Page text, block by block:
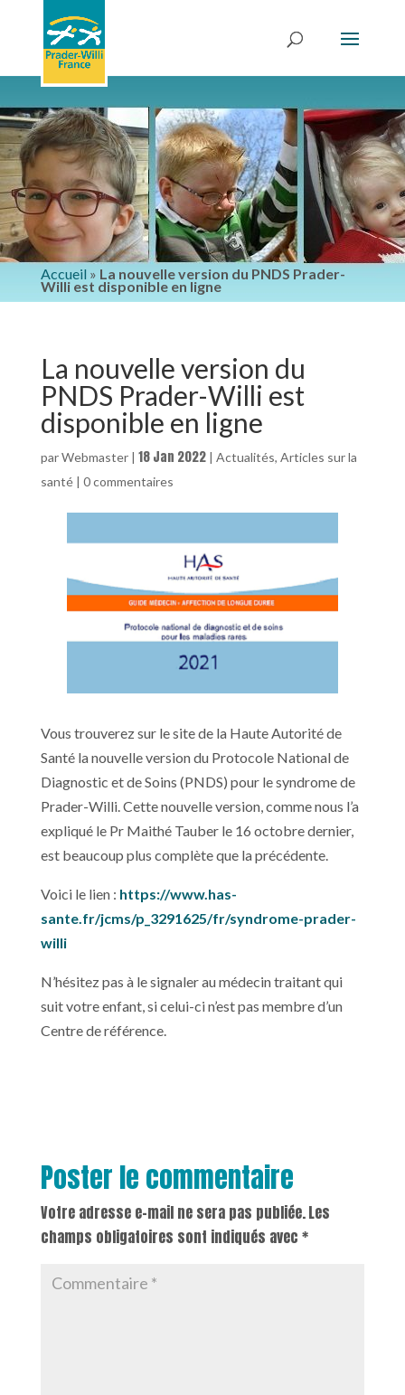
Accueil » La nouvelle version du PNDS Prader-
Willi est disponible en ligne
La nouvelle version du
PNDS Prader-Willi est
disponible en ligne
parWebmaster| 18 Jan 2022| Actualités, Articles sur la
santé| 0 commentaires
Vous trouverez sur le site de la Haute Autorité de
Santé la nouvelle version du Protocole National de
Diagnostic et de Soins (PNDS) pour le syndrome de
Prader-Willi. Cette nouvelle version, comme nous l’a
expliqué le Pr Maithé Tauber le 16 octobre dernier,
est beaucoup plus complète que la précédente.
Voici le lien : https://www.has-
sante.fr/jcms/p_3291625/fr/syndrome-prader-
willi
N’hésitez pas à le signaler au médecin traitant qui
suit votre enfant, si celui-ci n’est pas membre d’un
Centre de référence.
Poster le commentaire
Votre adresse e-mail ne sera pas publiée.Les
champs obligatoires sont indiqués avec *